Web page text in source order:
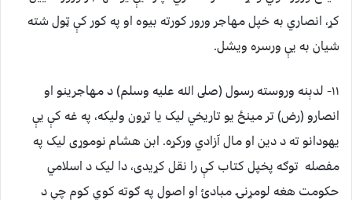
کړ، انصاري به خپل مهاجر ورور کورته بيوه او په کور کې ټول شته
شيان به يې ورسره ويشل.
١١- لدېنه وروسته رسول (صلى الله عليه وسلم) د مهاجرينو او
انصارو (رض) تر مينځ يو تاريخي ليک يا تړون وليکه، په غه کې يې
يهودانو ته د دين او مال آزادي ورکړه. ابن هشام نوموړى ليک په
مفصله توګه پخپل کتاب کې را نقل کړيدى، دا ليک د اسلامي
حکومت هغه لومړنۍ مبادئ او اصول په ګوته کوي کوم چې د